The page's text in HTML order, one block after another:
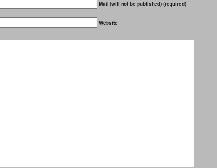
Mail (will not be published) (required)
Website